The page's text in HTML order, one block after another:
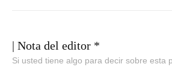
| Nota del editor *
Si usted tiene algo para decir sobre esta